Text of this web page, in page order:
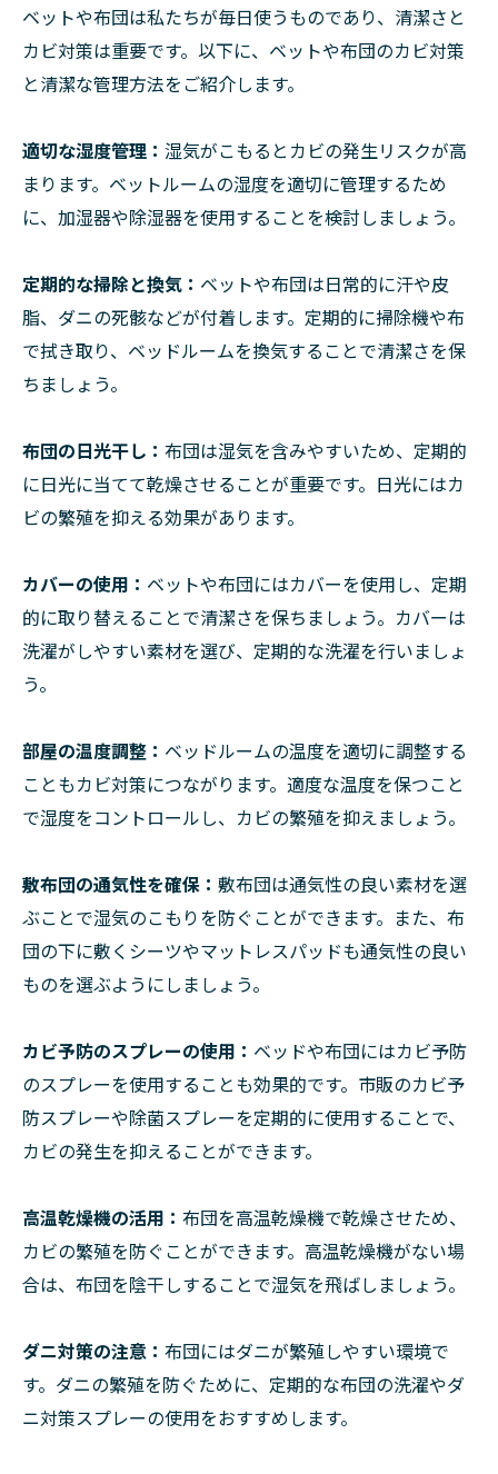
ベットや布団は私たちが毎日使うものであり、清潔さと
カビ対策は重要です。以下に、ベットや布団のカビ対策
と清潔な管理方法をご紹介します。
適切な湿度管理： 湿気がこもるとカビの発生リスクが高
まります。ベットルームの湿度を適切に管理するため
に、加湿器や除湿器を使用することを検討しましょう。
定期的な掃除と換気： ベットや布団は日常的に汗や皮
脂、ダニの死骸などが付着します。定期的に掃除機や布
で拭き取り、ベッドルームを換気することで清潔さを保
ちましょう。
布団の日光干し： 布団は湿気を含みやすいため、定期的
に日光に当てて乾燥させることが重要です。日光にはカ
ビの繁殖を抑える効果があります。
カバーの使用： ベットや布団にはカバーを使用し、定期
的に取り替えることで清潔さを保ちましょう。カバーは
洗濯がしやすい素材を選び、定期的な洗濯を行いましょ
う。
部屋の温度調整： ベッドルームの温度を適切に調整する
こともカビ対策につながります。適度な温度を保つこと
で湿度をコントロールし、カビの繁殖を抑えましょう。
敷布団の通気性を確保： 敷布団は通気性の良い素材を選
ぶことで湿気のこもりを防ぐことができます。また、布
団の下に敷くシーツやマットレスパッドも通気性の良い
ものを選ぶようにしましょう。
カビ予防のスプレーの使用： ベッドや布団にはカビ予防
のスプレーを使用することも効果的です。市販のカビ予
防スプレーや除菌スプレーを定期的に使用することで、
カビの発生を抑えることができます。
高温乾燥機の活用： 布団を高温乾燥機で乾燥させため、
カビの繁殖を防ぐことができます。高温乾燥機がない場
合は、布団を陰干しすることで湿気を飛ばしましょう。
ダニ対策の注意： 布団にはダニが繁殖しやすい環境で
す。ダニの繁殖を防ぐために、定期的な布団の洗濯やダ
ニ対策スプレーの使用をおすすめします。